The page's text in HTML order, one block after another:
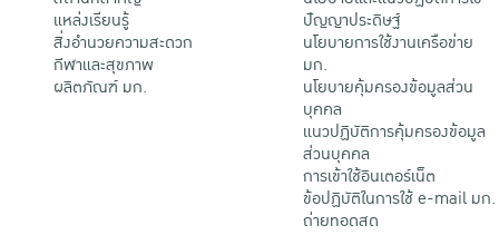
แหล่งเรียนรู้
สิ่งอำนวยความสะดวก
กีฬาและสุขภาพ
ผลิตภัณฑ์ มก.
ปัญญาประดิษฐ์
นโยบายการใช้งานเครือข่าย
มก.
นโยบายคุ้มครองข้อมูลส่วน
บุคคล
แนวปฏิบัติการคุ้มครองข้อมูล
ส่วนบุคคล
การเข้าใช้อินเตอร์เน็ต
ข้อปฏิบัติในการใช้ e-mail มก.
ถ่ายทอดสด